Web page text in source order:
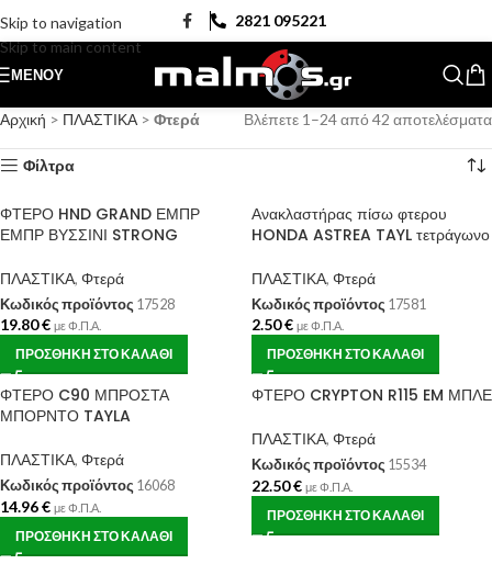
Skip to navigation
Skip to main content
2821 095221
ΜΕΝΟΎ
Αρχική > ΠΛΑΣΤΙΚΑ > Φτερά Βλέπετε 1–24 από 42 αποτελέσματα
Φίλτρα
ΦΤΕΡΟ HND GRAND ΕΜΠΡ
ΕΜΠΡ ΒΥΣΣΙΝΙ STRONG
ΠΛΑΣΤΙΚΑ, Φτερά
Κωδικός προϊόντος 17528
19.80€ με Φ.Π.Α.
ΠΡΟΣΘΉΚΗ ΣΤΟ ΚΑΛΆΘΙ
Ανακλαστήρας πίσω φτερου
HONDA ASTREA TAYL τετράγωνο
ΠΛΑΣΤΙΚΑ, Φτερά
Κωδικός προϊόντος 17581
2.50€ με Φ.Π.Α.
ΠΡΟΣΘΉΚΗ ΣΤΟ ΚΑΛΆΘΙ
ΦΤΕΡΟ C90 ΜΠΡΟΣΤΑ
ΜΠΟΡΝΤΟ TAYLA
ΠΛΑΣΤΙΚΑ, Φτερά
Κωδικός προϊόντος 16068
14.96€ με Φ.Π.Α.
ΠΡΟΣΘΉΚΗ ΣΤΟ ΚΑΛΆΘΙ
ΦΤΕΡΟ CRYPTON R115 EM ΜΠΛΕ
ΠΛΑΣΤΙΚΑ, Φτερά
Κωδικός προϊόντος 15534
22.50€ με Φ.Π.Α.
ΠΡΟΣΘΉΚΗ ΣΤΟ ΚΑΛΆΘΙ